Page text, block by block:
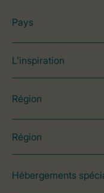
Pays
L’inspiration
Région
Région
Hébergements